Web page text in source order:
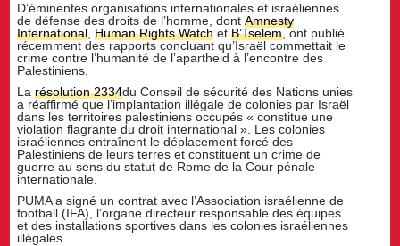
D’éminentes organisations internationales et israéliennes
de défense des droits de l’homme, dontAmnesty
International,Human Rights Watch etB’Tselem, ont publié
récemment des rapports concluant qu’Israël commettait le
crime contre l’humanité de l’apartheid à l’encontre des
Palestiniens.
Larésolution 2334du Conseil de sécurité des Nations unies
a réaffirmé que l’implantation illégale de colonies par Israël
dans les territoires palestiniens occupés « constitue une
violation flagrante du droit international ». Les colonies
israéliennes entraînent le déplacement forcé des
Palestiniens de leurs terres et constituent un crime de
guerre au sens du statut de Rome de la Cour pénale
internationale.
PUMA a signé un contrat avec l’Association israélienne de
football (IFA), l’organe directeur responsable des équipes
et des installations sportives dans les colonies israéliennes
illégales.